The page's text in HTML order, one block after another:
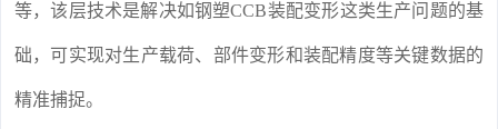
等，该层技术是解决如钢塑CCB装配变形这类生产问题的基
础，可实现对生产载荷、部件变形和装配精度等关键数据的
精准捕捉。